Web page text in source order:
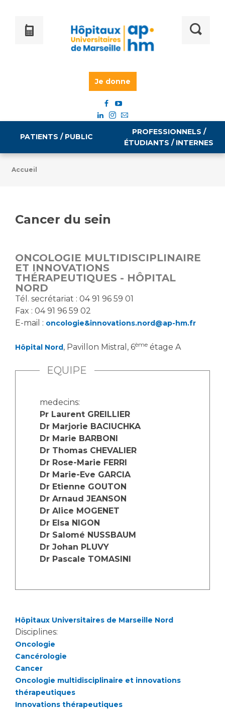
Je donne
PATIENTS / PUBLIC
Tarifs
Vous allez être hospitalisé(e)
Vous avez un examen d'imagerie ou de radiologie
à réaliser
Vous avez une analyse à réaliser
Vous venez en consultation
myaphm, votre espace santé en ligne
Vivre ensemble à l'hôpital
Culture à l'hôpital
Laïcité et cultes
Les associations
Livret d'accueil
Salon des familles
Transports sanitaires
Vos droits, vos devoirs
Handicap
Handi 13
Pôle Médecine Physique et Réadaptation
Charte Romain Jacob
Activité physique
Cancer
PROFESSIONNELS /
ÉTUDIANTS / INTERNES
Emploi / formation
Emplois administratifs
Emplois médicaux
Espace Formation
Étudiants hospitaliers
Emplois techniques et médico-techniques
Emplois socio-éducatifs
Stages paramédicaux
Chercheurs
La recherche clinique à l'AP-HM
Les structures de recherche
Écoles et Instituts de Formation
Plateforme des internes
Adresser un examen au Laboratoire de Biologie
Médicale
Radiologie / Imagerie
Cancérologie
Les pôles d'activité médicale
Anatomie et Cytologie Pathologiques
Adresser un examen au Laboratoire d'Infectiologie
Accueil
Cancer du sein
ONCOLOGIE MULTIDISCIPLINAIRE
ET INNOVATIONS
THÉRAPEUTIQUES - HÔPITAL
NORD
Tél. secrétariat : 04 91 96 59 01
Fax : 04 91 96 59 02
E-mail : oncologie&innovations.nord@ap-hm.fr
Hôpital Nord, Pavillon Mistral, 6ème étage A
EQUIPE
medecins:
Pr Laurent GREILLIER
Dr Marjorie BACIUCHKA
Dr Marie BARBONI
Dr Thomas CHEVALIER
Dr Rose-Marie FERRI
Dr Marie-Eve GARCIA
Dr Etienne GOUTON
Dr Arnaud JEANSON
Dr Alice MOGENET
Dr Elsa NIGON
Dr Salomé NUSSBAUM
Dr Johan PLUVY
Dr Pascale TOMASINI
Hôpitaux Universitaires de Marseille Nord
Disciplines:
Oncologie
Cancérologie
Cancer
Oncologie multidisciplinaire et innovations
thérapeutiques
Innovations thérapeutiques